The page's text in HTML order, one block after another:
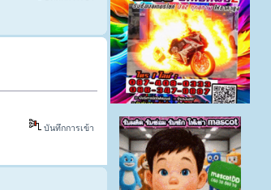
บันทึกการเข้า